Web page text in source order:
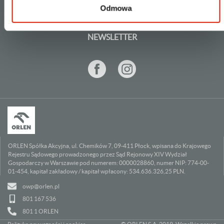
Odmowa
REGULAMIN
DOKUMENTOWANIE TRANSAKCJI
NEWSLETTER
ORLEN Spółka Akcyjna, ul. Chemików 7, 09-411 Płock, wpisana do Krajowego
Rejestru Sądowego prowadzonego przez Sąd Rejonowy XIV Wydział
Gospodarczy w Warszawie pod numerem: 0000028860, numer NIP: 774-00-
01-454, kapitał zakładowy / kapitał wpłacony: 534.636.326,25 PLN.
owp@orlen.pl
801 167 536
801 1 ORLEN